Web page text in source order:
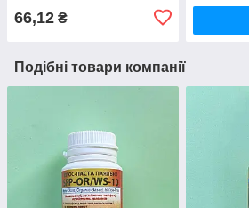
66,12 ₴
Подібні товари компанії